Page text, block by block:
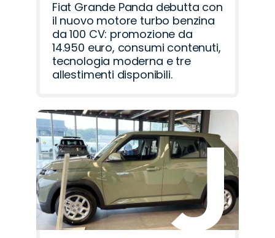
Fiat Grande Panda debutta con
il nuovo motore turbo benzina
da 100 CV: promozione da
14.950 euro, consumi contenuti,
tecnologia moderna e tre
allestimenti disponibili.